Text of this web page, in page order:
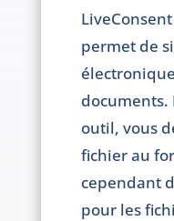
permet de
documents.
outil, vous
fichier au
cependant
pour les